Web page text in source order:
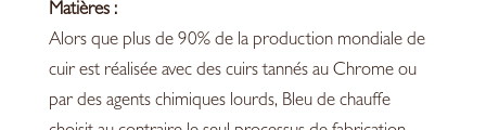
Matières :
Alors que plus de 90% de la production mondiale de
cuir est réalisée avec des cuirs tannés au Chrome ou
par des agents chimiques lourds, Bleu de chauffe